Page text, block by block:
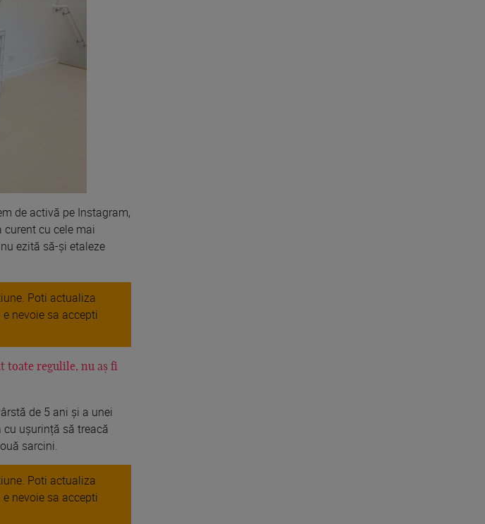
de activă pe Instagram,
curent cu cele mai
nu ezită să-și etaleze
Poti actualiza
e nevoie sa accepti
toate regulile, nu aș fi
de 5 ani și a unei
cu ușurință să treacă
sarcini.
Poti actualiza
e nevoie sa accepti